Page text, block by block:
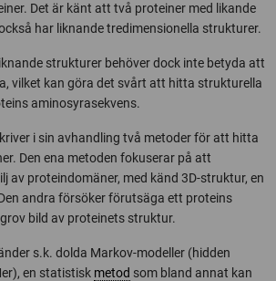
Det är känt att två proteiner med likande
har liknande tredimensionella strukturer.
strukturer behöver dock inte betyda att
vilket kan göra det svårt att hitta strukturella
aminosyrasekvens.
i sin avhandling två metoder för att hitta
Den ena metoden fokuserar på att
av proteindomäner, med känd 3D-struktur, en
andra försöker förutsäga ett proteins
bild av proteinets struktur.
s.k. dolda Markov-modeller (hidden
en statistisk metod som bland annat kan